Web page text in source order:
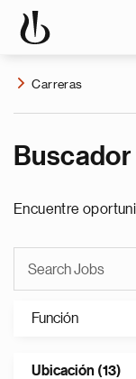
Carreras
Encuentre
Función
Ubicación (13)